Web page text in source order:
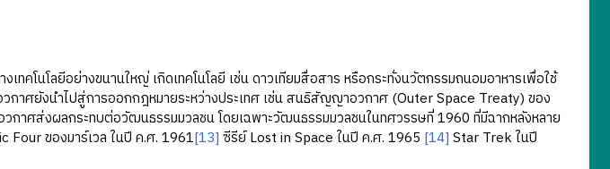
ทคโนโลยีอย่างขนานใหญ่ เกิดเทคโนโลยี เช่น ดาวเทียมสื่อสาร หรือกระทั่งนวัตกรรมถนอมอาหารเพื่อใช้
กาศยังนำไปสู่การออกกฎหมายระหว่างประเทศ เช่น สนธิสัญญาอวกาศ (Outer Space Treaty) ของ
กาศส่งผลกระทบต่อวัฒนธรรมมวลชน โดยเฉพาะวัฒนธรรมมวลชนในทศวรรษที่ 1960 ที่มีฉากหลังหลาย
Four ของมาร์เวล ในปี ค.ศ. 1961[13] ซีรีย์ Lost in Space ในปี ค.ศ. 1965 [14] Star Trek ในปี